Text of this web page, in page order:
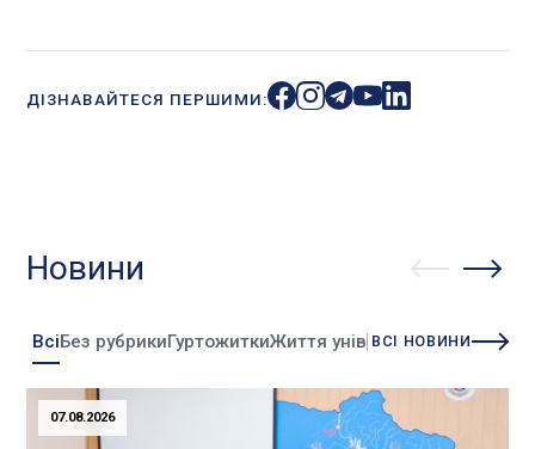
ДІЗНАВАЙТЕСЯ ПЕРШИМИ:
Новини
Всі Без рубрикиГуртожиткиЖиття університетуЗміни
ВСІ НОВИНИ
07.08.2026